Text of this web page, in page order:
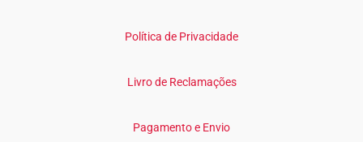
Política de Privacidade
Livro de Reclamações
Pagamento e Envio